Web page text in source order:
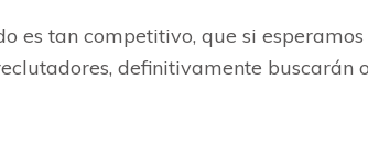
es tan competitivo, que si
definitivamente buscarán